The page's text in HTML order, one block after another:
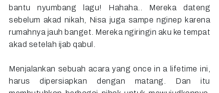
bantu nyumbang lagu! Hahaha.. Mereka dateng
sebelum akad nikah, Nisa juga sampe nginep karena
rumahnya jauh banget. Mereka ngiringin aku ke tempat
akad setelah ijab qabul.
Menjalankan sebuah acara yang once in a lifetime ini,
harus dipersiapkan dengan matang. Dan itu